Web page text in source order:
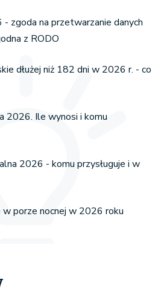
zgoda na przetwarzanie danych
z RODO
dłużej niż 182 dni w 2026 r. - co
2026. Ile wynosi i komu
2026 - komu przysługuje i w
w porze nocnej w 2026 roku